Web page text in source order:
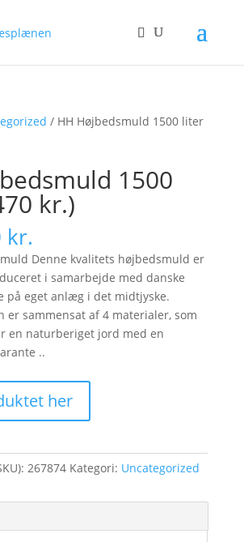
/ HH Højbedsmuld 1500 liter
1500
kr.)
kr.
Denne kvalitets højbedsmuld er
i samarbejde med danske
på eget anlæg i det midtjyske.
er sammensat af 4 materialer, som
en naturberiget jord med en
..
her
267874 Kategori: Uncategorized